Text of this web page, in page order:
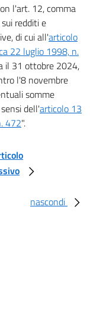
l'art. 12, comma
redditi e
di cui all'articolo
22 luglio 1998, n.
il 31 ottobre 2024,
l'8 novembre
somme
dell'articolo 13
472".
nascondi